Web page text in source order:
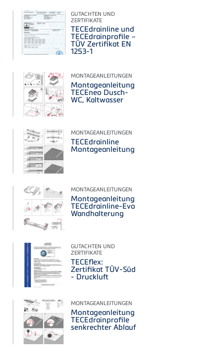
GUTACHTEN UND
ZERTIFIKATE
TECEdrainline und
TECEdrainprofile –
TÜV Zertifikat EN
1253-1
MONTAGEANLEITUNGEN
Montageanleitung
TECEneo Dusch-
WC, Kaltwasser
MONTAGEANLEITUNGEN
TECEdrainline
Montageanleitung
MONTAGEANLEITUNGEN
Montageanleitung
TECEdrainline-Evo
Wandhalterung
GUTACHTEN UND
ZERTIFIKATE
TECEflex:
Zertifikat TÜV-Süd
- Druckluft
MONTAGEANLEITUNGEN
Montageanleitung
TECEdrainprofile
senkrechter Ablauf